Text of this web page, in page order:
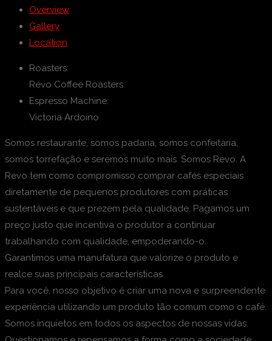
Overview
Gallery
Location
Roasters:
Revo Coffee Roasters
Espresso Machine:
Victoria Ardoino
Somos restaurante, somos padaria, somos confeitaria,
somos torrefação e seremos muito mais. Somos Revo. A
Revo tem como compromisso comprar cafés especiais
diretamente de pequenos produtores com práticas
sustentáveis e que prezem pela qualidade. Pagamos um
preço justo que incentiva o produtor a continuar
trabalhando com qualidade, empoderando-o.
Garantimos uma manufatura que valorize o produto e
realce suas principais características.
Para você, nosso objetivo é criar uma nova e surpreendente
experiência utilizando um produto tão comum como o café.
Somos inquietos em todos os aspectos de nossas vidas.